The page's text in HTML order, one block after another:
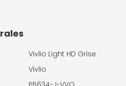
Vivlio Light HD Grise
Vivlio